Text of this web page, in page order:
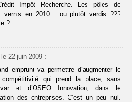
Impôt Recherche. Les pôles de
vernis en 2010… ou plutôt verdis ???
?
le 22 juin 2009 :
emprunt va permettre d’augmenter le
qui prend la place, sans
et d’OSEO Innovation, dans le
des entreprises. C’est un peu nul.